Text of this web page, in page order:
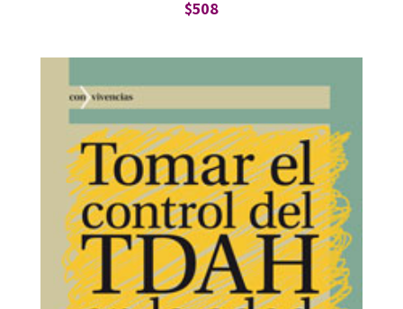
$508